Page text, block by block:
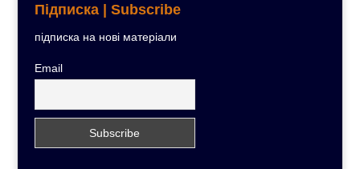
Підписка | Subscribe
підписка на нові матеріали
Email